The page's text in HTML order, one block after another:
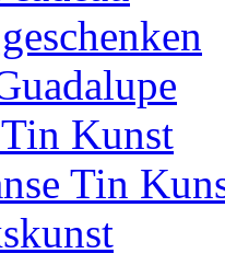
Kunst
Tin